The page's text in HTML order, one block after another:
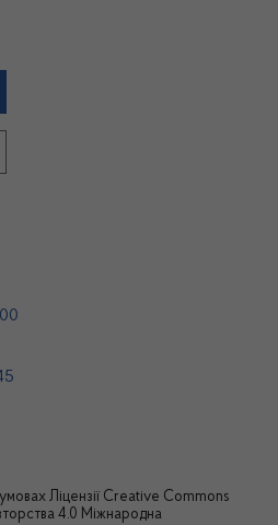
Ліцензії Creative Commons
4.0 Міжнародна